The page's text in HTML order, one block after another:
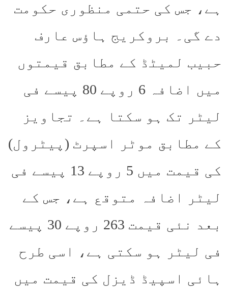
ہے، جس کی حتمی منظوری حکومت
دے گی۔ بروکریج ہاؤس عارف
حبیب لمیٹڈ کے مطابق قیمتوں
میں اضافہ 6 روپے 80 پیسے فی
لیٹر تک ہو سکتا ہے۔ تجاویز
کے مطابق موٹر اسپرٹ (پیٹرول)
کی قیمت میں 5 روپے 13 پیسے فی
لیٹر اضافہ متوقع ہے، جس کے
بعد نئی قیمت 263 روپے 30 پیسے
فی لیٹر ہو سکتی ہے، اسی طرح
ہائی اسپیڈ ڈیزل کی قیمت میں